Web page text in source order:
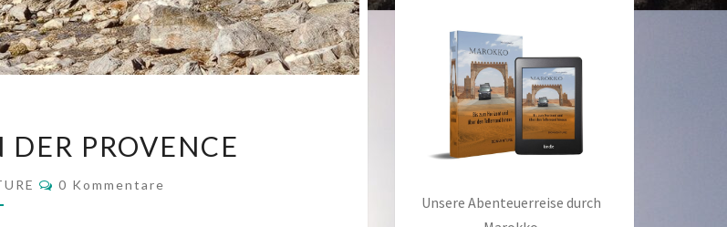
PROVENCE
Kommentare
0 Kommentare
Unsere Abenteuerreise durch